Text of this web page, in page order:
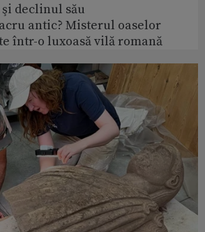
şi declinul său
antic? Misterul oaselor
într-o luxoasă vilă romană